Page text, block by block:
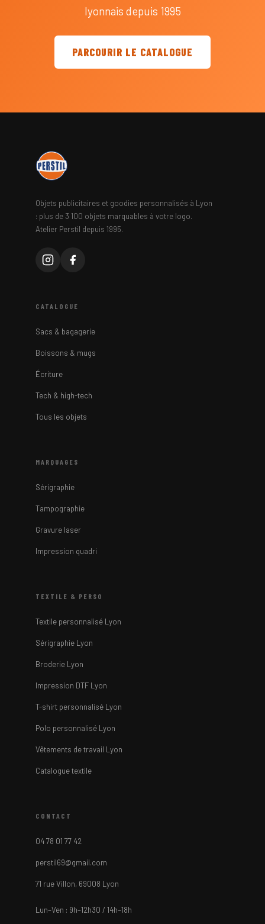
lyonnais depuis 1995
PARCOURIR LE CATALOGUE
Objets publicitaires et goodies personnalisés à Lyon
: plus de 3 100 objets marquables à votre logo.
Atelier Perstil depuis 1995.
CATALOGUE
Sacs & bagagerie
Boissons & mugs
Écriture
Tech & high-tech
Tous les objets
MARQUAGES
Sérigraphie
Tampographie
Gravure laser
Impression quadri
TEXTILE & PERSO
Textile personnalisé Lyon
Sérigraphie Lyon
Broderie Lyon
Impression DTF Lyon
T-shirt personnalisé Lyon
Polo personnalisé Lyon
Vêtements de travail Lyon
Catalogue textile
CONTACT
04 78 01 77 42
perstil69@gmail.com
71 rue Villon, 69008 Lyon
Lun–Ven : 9h–12h30 / 14h–18h